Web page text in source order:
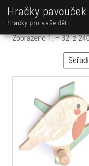
Hračky pavouček
hračky pro vaše děti
Zobrazeno 1. – 32. z